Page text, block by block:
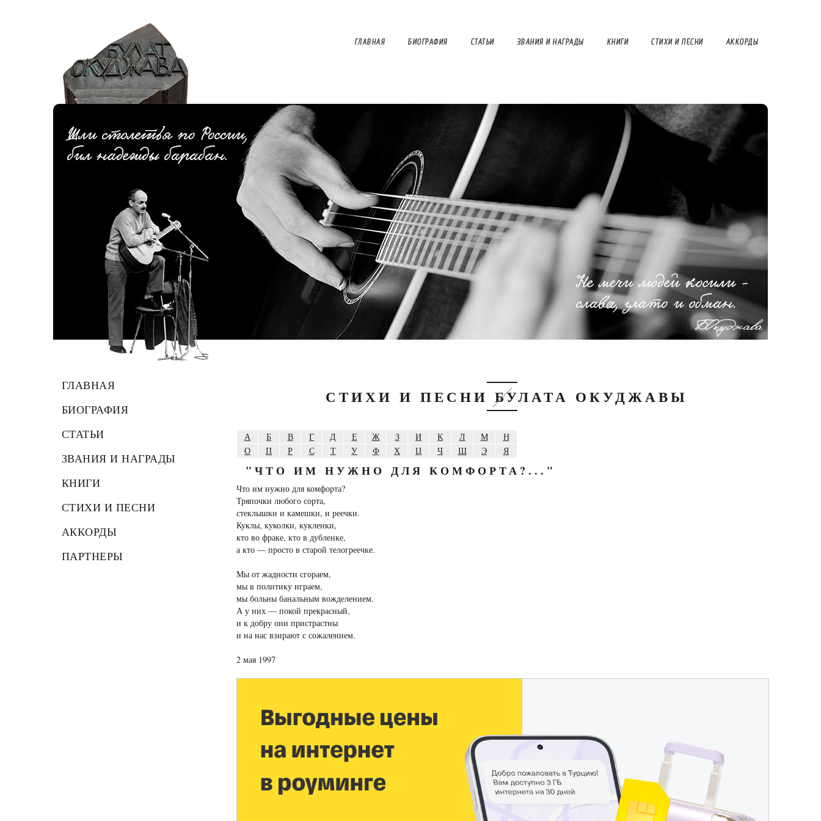
ГЛАВНАЯ БИОГРАФИЯ СТАТЬИ ЗВАНИЯ И НАГРАДЫ КНИГИ СТИХИ И ПЕСНИ АККОРДЫ
ГЛАВНАЯ
БИОГРАФИЯ
СТАТЬИ
ЗВАНИЯ И НАГРАДЫ
КНИГИ
СТИХИ И ПЕСНИ
АККОРДЫ
ПАРТНЕРЫ
СТИХИ И ПЕСНИ БУЛАТА ОКУДЖАВЫ
А Б В Г Д Е Ж З И К Л М
Н
О
П Р С Т У Ф Х Ц Ч Ш Э Я
"ЧТО ИМ НУЖНО ДЛЯ КОМФОРТА?..."
Что им нужно для комфорта?
Тряпочки любого сорта,
стеклышки и камешки, и реечки.
Куклы, куколки, кукленки,
кто во фраке, кто в дубленке,
а кто — просто в старой телогреечке.
Мы от жадности сгораем,
мы в политику играем,
мы больны банальным вожделением.
А у них — покой прекрасный,
и к добру они пристрастны
и на нас взирают с сожалением.
2 мая 1997